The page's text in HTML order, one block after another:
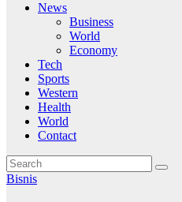
News
Business
World
Economy
Tech
Sports
Western
Health
World
Contact
Bisnis